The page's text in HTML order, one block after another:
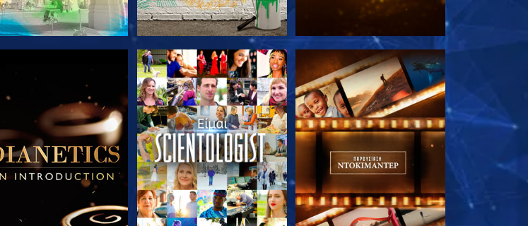
ΕΞΕΡΕΥΝΗΣΤΕ ΤΗ ΣΕΙΡΑ ΕΞΕΡΕΥΝΗΣΤΕ ΤΗ ΣΕΙΡΑ ΕΞΕΡΕΥΝΗΣΤΕ ΤΗ ΣΕΙΡΑ